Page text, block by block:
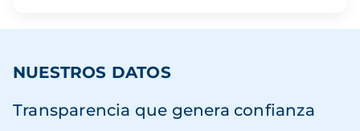
NUESTROS DATOS
Transparencia que genera confianza